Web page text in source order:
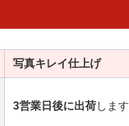
写真キレイ仕上げ
3営業日後に出荷します